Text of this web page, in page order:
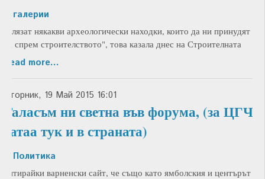
галерии
излязат някакви археологически находки, които да ни принудят
да спрем строителството", това казала днес на Строителната
Read more...
Вторник, 19 Май 2015 16:01
Таласъм ни светна във форума, (за ЦГЧ-
татаа тук и в страната)
Политика
цитирайки варненски сайт, че също като ямболския и центърът